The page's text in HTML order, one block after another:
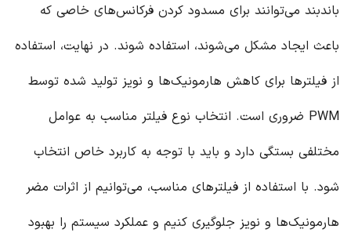
باندبند می‌توانند برای مسدود کردن فرکانس‌های خاصی که
باعث ایجاد مشکل می‌شوند، استفاده شوند. در نهایت، استفاده
از فیلترها برای کاهش هارمونیک‌ها و نویز تولید شده توسط
PWM ضروری است. انتخاب نوع فیلتر مناسب به عوامل
مختلفی بستگی دارد و باید با توجه به کاربرد خاص انتخاب
شود. با استفاده از فیلترهای مناسب، می‌توانیم از اثرات مضر
هارمونیک‌ها و نویز جلوگیری کنیم و عملکرد سیستم را بهبود